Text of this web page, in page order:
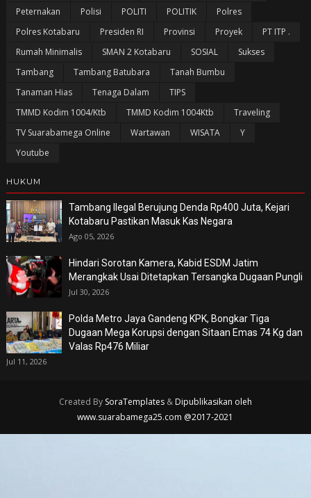
Peternakan
Polisi POLITI POLITIK
Polres
Polres Kotabaru
Presiden RI Provinsi Proyek
PT ITP .
Rumah Minimalis
SMAN 2 Kotabaru SOSIAL
Sukses
Tambang
Tambang Batubara
Tanah Bumbu
Tanaman Hias
Tenaga Dalam
TIPS
TMMD Kodim 1004/Ktb
TMMD Kodim 1004Ktb
Traveling
TV Suarabamega Online
Wartawan WISATA
Y
Youtube
HUKUM
Tambang Ilegal Berujung Denda Rp400 Juta, Kejari
Kotabaru Pastikan Masuk Kas Negara
Ago 05, 2026
Hindari Sorotan Kamera, Kabid ESDM Jatim
Merangkak Usai Ditetapkan Tersangka Dugaan Pungli
Jul 30, 2026
Polda Metro Jaya Gandeng KPK, Bongkar Tiga
Dugaan Mega Korupsi dengan Sitaan Emas 74 Kg dan
Valas Rp476 Miliar
Jul 11, 2026
Created By SoraTemplates& Dipublikasikan oleh
www.suarabamega25.com @2017-2021